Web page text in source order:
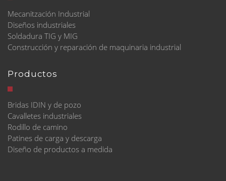
Mecanitzación Industrial
Diseños industriales
Soldadura TIG y MIG
Construcción y reparación de maquinaria industrial
Productos
Bridas IDIN y de pozo
Cavalletes industriales
Rodillo de camino
Patines de carga y descarga
Diseño de productos a medida